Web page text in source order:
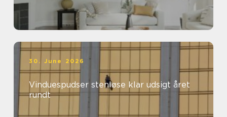
30. June 2026
Vinduespudser stenløse klar udsigt året
rundt